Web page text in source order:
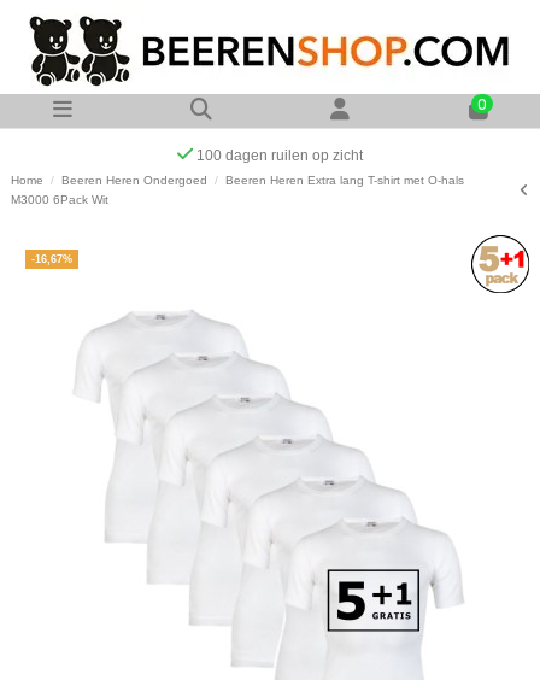
0
Op werkdagen voor 23:00 uur besteld zelfde dag verzonden
Home Beeren Heren Ondergoed
Beeren Heren Extra lang T-shirt met O-hals
M3000 6Pack Wit
-16,67%